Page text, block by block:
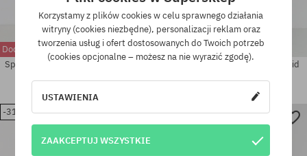
Dostępne rozmiary:
Dodatkowy rabat -10%!
Spodnie Vans Check 5 Loose Denim
319,90 PLN
Dodatkowy rabat -10%!
Spodnie Vans Check 5 Baggy Acid
259,90 PLN
-31% -35%
Korzystamy z plików cookies w celu sprawnego działania
witryny (cookies niezbędne), personalizacji reklam oraz
tworzenia usług i ofert dostosowanych do Twoich potrzeb
(cookies opcjonalne – możesz na nie wyrazić zgodę).
USTAWIENIA
ZAAKCEPTUJ WSZYSTKIE